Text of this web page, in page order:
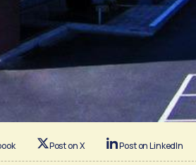
Post on X Post on LinkedIn